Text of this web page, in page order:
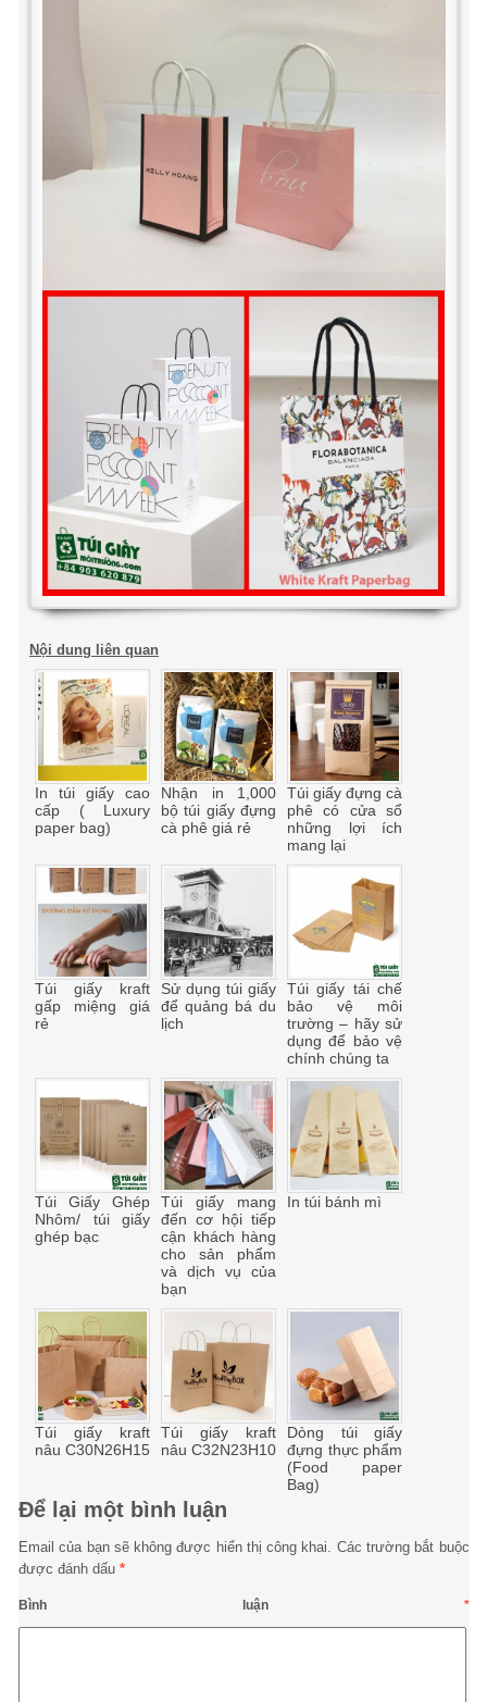
Nội dung liên quan
In túi giấy cao
cấp ( Luxury
paper bag)
Nhận in 1,000
bộ túi giấy đựng
cà phê giá rẻ
Túi giấy đựng cà
phê có cửa sổ
những lợi ích
mang lại
Túi giấy kraft
gấp miệng giá
rẻ
Sử dụng túi giấy
để quảng bá du
lịch
Túi giấy tái chế
bảo vệ môi
trường – hãy sử
dụng để bảo vệ
chính chúng ta
Túi Giấy Ghép
Nhôm/ túi giấy
ghép bạc
Túi giấy mang
đến cơ hội tiếp
cận khách hàng
cho sản phẩm
và dịch vụ của
bạn
In túi bánh mì
Túi giấy kraft
nâu C30N26H15
Túi giấy kraft
nâu C32N23H10
Dòng túi giấy
đựng thực phẩm
(Food paper
Bag)
Để lại một bình luận
Email của bạn sẽ không được hiển thị công khai.
Các trường bắt buộc
được đánh dấu *
Bình luận *